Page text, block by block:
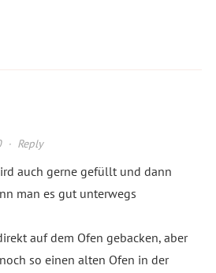
· Reply
auch gerne gefüllt und dann
man es gut unterwegs
auf dem Ofen gebacken, aber
so einen alten Ofen in der